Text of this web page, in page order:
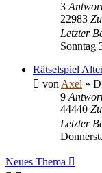
3
22983
Letzter
Sonntag
Rätselspiel
von Axel »
9
44440
Letzter
Neues Thema